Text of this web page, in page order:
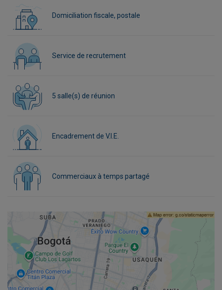
Domiciliation fiscale, postale
Service de recrutement
5 salle(s) de réunion
Encadrement de V.I.E.
Commerciaux à temps partagé